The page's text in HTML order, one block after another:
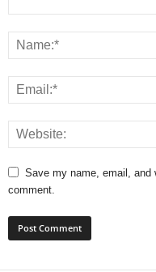
Save my name, email, and
comment.